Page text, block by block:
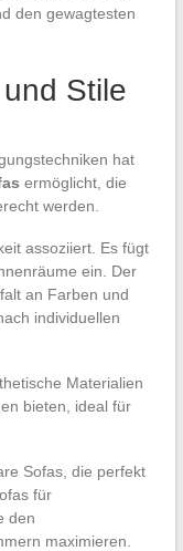
den gewagtesten
Stile
hat
ermöglicht, die
werden.
assoziiert. Es fügt
ein. Der
an Farben und
individuellen
Materialien
bieten, ideal für
Sofas, die perfekt
für
den
maximieren.